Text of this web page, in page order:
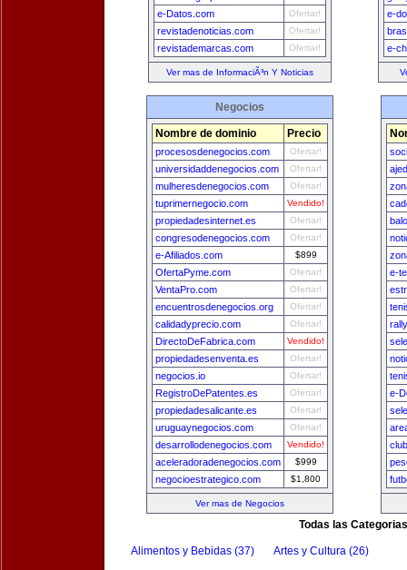
e-Datos.com Ofertar!
revistadenoticias.com Ofertar!
revistademarcas.com Ofertar!
Ver mas de InformaciÃ³n Y Noticias
e-
e-
Negocios
Nombre de dominio Precio
procesosdenegocios.com Ofertar!
universidaddenegocios.com Ofertar!
mulheresdenegocios.com Ofertar!
tuprimernegocio.com Vendido!
propiedadesinternet.es Ofertar!
congresodenegocios.com Ofertar!
e-Afiliados.com $899
OfertaPyme.com Ofertar!
VentaPro.com Ofertar!
encuentrosdenegocios.org Ofertar!
calidadyprecio.com Ofertar!
DirectoDeFabrica.com Vendido!
propiedadesenventa.es Ofertar!
negocios.io Ofertar!
RegistroDePatentes.es Ofertar!
propiedadesalicante.es Ofertar!
uruguaynegocios.com Ofertar!
desarrollodenegocios.com Vendido!
aceleradoradenegocios.com $999
negocioestrategico.com $1,800
Ver mas de Negocios
e-
e-
Todas las Categorias
Alimentos y Bebidas (37) Artes y Cultura (26)